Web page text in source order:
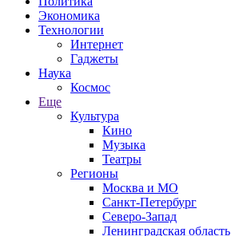
Экономика
Технологии
Интернет
Гаджеты
Наука
Космос
Еще
Культура
Кино
Музыка
Театры
Регионы
Москва и МО
Санкт-Петербург
Северо-Запад
Ленинградская область